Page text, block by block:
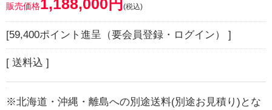
販売価格1,188,000円 (税込)
[59,400ポイント進呈（要会員登録・ログイン） ]
[ 送料込 ]
※北海道・沖縄・離島への別途送料(別途お見積り)とな